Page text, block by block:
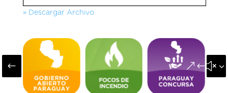
» Descargar Archivo
#